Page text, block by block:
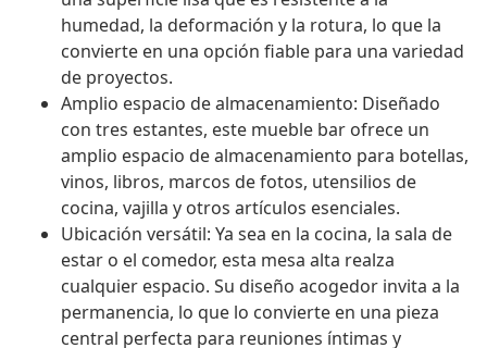
humedad, la deformación y la rotura, lo que la
convierte en una opción fiable para una variedad
de proyectos.
Amplio espacio de almacenamiento: Diseñado
con tres estantes, este mueble bar ofrece un
amplio espacio de almacenamiento para botellas,
vinos, libros, marcos de fotos, utensilios de
cocina, vajilla y otros artículos esenciales.
Ubicación versátil: Ya sea en la cocina, la sala de
estar o el comedor, esta mesa alta realza
cualquier espacio. Su diseño acogedor invita a la
permanencia, lo que lo convierte en una pieza
central perfecta para reuniones íntimas y